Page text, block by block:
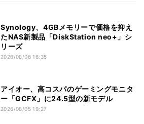
Synology、4GBメモリーで価格を抑え
たNAS新製品「DiskStation neo+」シ
リーズ
2026/08/06 16:35
アイオー、高コスパのゲーミングモニタ
ー「GCFX」に24.5型の新モデル
2026/08/05 19:27